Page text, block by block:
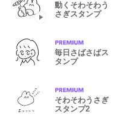
動くそわそわう
さぎスタンプ
毎日さばさばス
タンプ
そわそわうさぎ
スタンプ2